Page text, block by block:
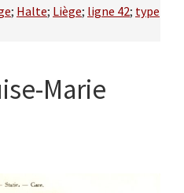
; Halte; Liège; ligne 42; type
Marie